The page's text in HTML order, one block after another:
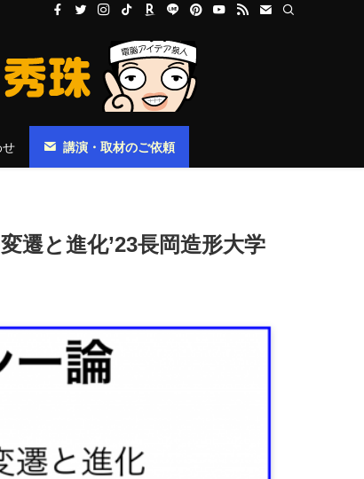
せ 講演・取材のご依頼
遷と進化’23長岡造形大学